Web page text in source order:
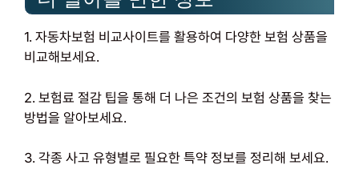
1. 자동차보험 비교사이트를 활용하여 다양한 보험 상품을
비교해보세요.
2. 보험료 절감 팁을 통해 더 나은 조건의 보험 상품을 찾는
방법을 알아보세요.
3. 각종 사고 유형별로 필요한 특약 정보를 정리해 보세요.